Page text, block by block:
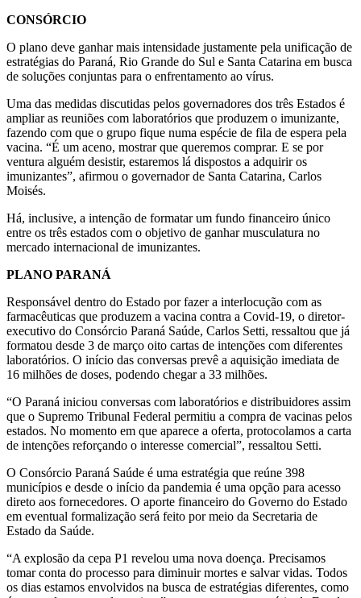
CONSÓRCIO
O plano deve ganhar mais intensidade justamente pela unificação de
estratégias do Paraná, Rio Grande do Sul e Santa Catarina em busca
de soluções conjuntas para o enfrentamento ao vírus.
Uma das medidas discutidas pelos governadores dos três Estados é
ampliar as reuniões com laboratórios que produzem o imunizante,
fazendo com que o grupo fique numa espécie de fila de espera pela
vacina. “É um aceno, mostrar que queremos comprar. E se por
ventura alguém desistir, estaremos lá dispostos a adquirir os
imunizantes”, afirmou o governador de Santa Catarina, Carlos
Moisés.
Há, inclusive, a intenção de formatar um fundo financeiro único
entre os três estados com o objetivo de ganhar musculatura no
mercado internacional de imunizantes.
PLANO PARANÁ
Responsável dentro do Estado por fazer a interlocução com as
farmacêuticas que produzem a vacina contra a Covid-19, o diretor-
executivo do Consórcio Paraná Saúde, Carlos Setti, ressaltou que já
formatou desde 3 de março oito cartas de intenções com diferentes
laboratórios. O início das conversas prevê a aquisição imediata de
16 milhões de doses, podendo chegar a 33 milhões.
“O Paraná iniciou conversas com laboratórios e distribuidores assim
que o Supremo Tribunal Federal permitiu a compra de vacinas pelos
estados. No momento em que aparece a oferta, protocolamos a carta
de intenções reforçando o interesse comercial”, ressaltou Setti.
O Consórcio Paraná Saúde é uma estratégia que reúne 398
municípios e desde o início da pandemia é uma opção para acesso
direto aos fornecedores. O aporte financeiro do Governo do Estado
em eventual formalização será feito por meio da Secretaria de
Estado da Saúde.
“A explosão da cepa P1 revelou uma nova doença. Precisamos
tomar conta do processo para diminuir mortes e salvar vidas. Todos
os dias estamos envolvidos na busca de estratégias diferentes, como